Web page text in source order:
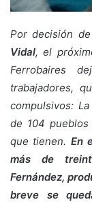
Por decisión
Vidal, el
Ferrobaires
trabajadores,
compulsivos:
de 104
que tienen. En
más de
Fernández,
breve se